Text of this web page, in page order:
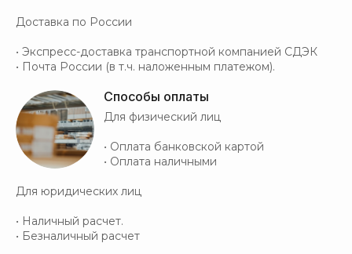
Доставка по России
• Экспресс-доставка транспортной компанией СДЭК
• Почта России (в т.ч. наложенным платежом).
Способы оплаты
Для физический лиц
• Оплата банковской картой
• Оплата наличными
Для юридических лиц
• Наличный расчет.
• Безналичный расчет